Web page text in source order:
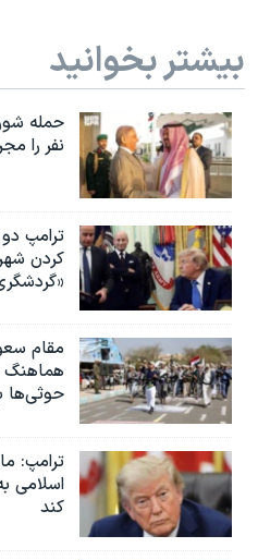
بیشتر بخوانید
نفر را
ترامپ
کردن
مقام
هماهنگ
حوثی‌ها
ترامپ:
اسلامی
کند